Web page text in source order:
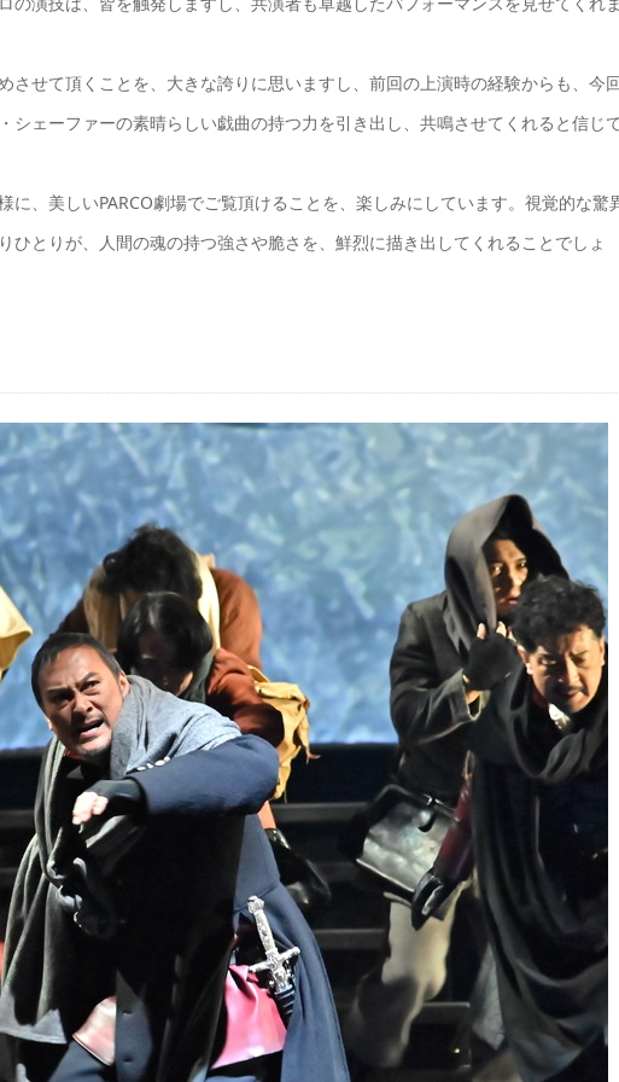
させて頂くことを、大きな誇りに思いますし、前回の上演時の経験からも、今
シェーファーの素晴らしい戯曲の持つ力を引き出し、共鳴させてくれると信じて
に、美しいPARCO劇場でご覧頂けることを、楽しみにしています。視覚的な驚
ひとりが、人間の魂の持つ強さや脆さを、鮮烈に描き出してくれることでしょ